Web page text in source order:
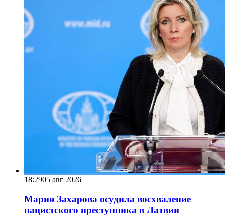
18:2905 авг 2026
Мария Захарова осудила восхваление
нацистского преступника в Латвии